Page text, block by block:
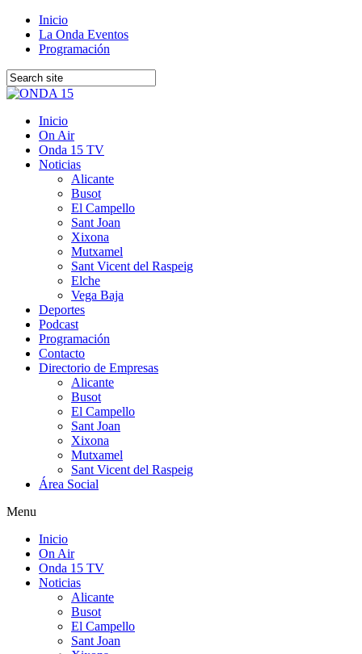
Inicio
La Onda Eventos
Programación
Inicio
On Air
Onda 15 TV
Noticias
Alicante
Busot
El Campello
Sant Joan
Xixona
Mutxamel
Sant Vicent del Raspeig
Elche
Vega Baja
Deportes
Podcast
Programación
Contacto
Directorio de Empresas
Alicante
Busot
El Campello
Sant Joan
Xixona
Mutxamel
Sant Vicent del Raspeig
Área Social
Menu
Inicio
On Air
Onda 15 TV
Noticias
Alicante
Busot
El Campello
Sant Joan